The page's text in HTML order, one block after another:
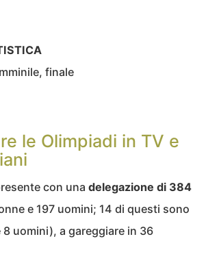
finale
le Olimpiadi in TV e
con una delegazione di 384
e 197 uomini; 14 di questi sono
uomini), a gareggiare in 36